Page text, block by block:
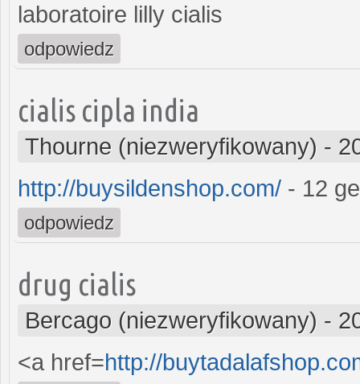
laboratoire lilly cialis
odpowiedz
cialis cipla india
Thourne (niezweryfikowany) -
http://buysildenshop.com/ - 12
odpowiedz
drug cialis
Bercago (niezweryfikowany) -
<a href=http://